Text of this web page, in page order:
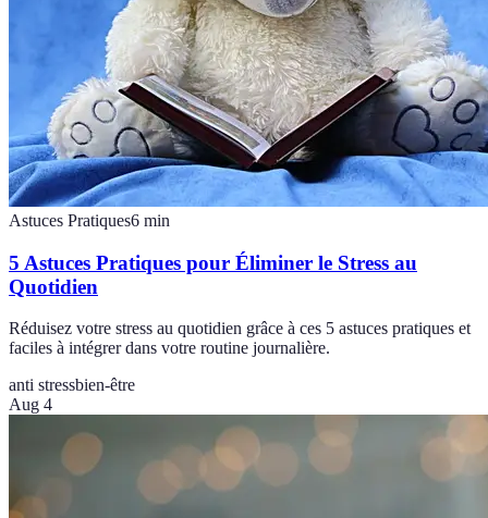
Astuces Pratiques6 min
5 Astuces Pratiques pour Éliminer le Stress au
Quotidien
Réduisez votre stress au quotidien grâce à ces 5 astuces pratiques et
faciles à intégrer dans votre routine journalière.
anti stressbien-être
Aug 4